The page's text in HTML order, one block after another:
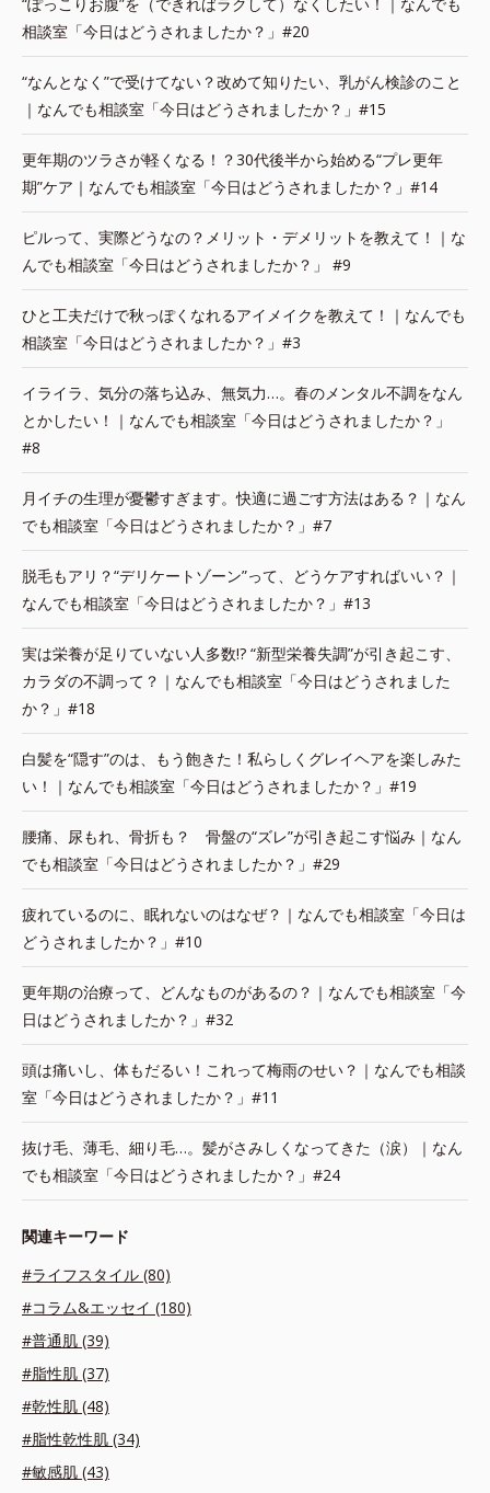
“ぽっこりお腹”を（できればラクして）なくしたい！｜なんでも
相談室「今日はどうされましたか？」#20
“なんとなく”で受けてない？改めて知りたい、乳がん検診のこと
｜なんでも相談室「今日はどうされましたか？」#15
更年期のツラさが軽くなる！？30代後半から始める“プレ更年
期”ケア｜なんでも相談室「今日はどうされましたか？」#14
ピルって、実際どうなの？メリット・デメリットを教えて！｜な
んでも相談室「今日はどうされましたか？」 #9
ひと工夫だけで秋っぽくなれるアイメイクを教えて！｜なんでも
相談室「今日はどうされましたか？」#3
イライラ、気分の落ち込み、無気力…。春のメンタル不調をなん
とかしたい！｜なんでも相談室「今日はどうされましたか？」
#8
月イチの生理が憂鬱すぎます。快適に過ごす方法はある？｜なん
でも相談室「今日はどうされましたか？」#7
脱毛もアリ？“デリケートゾーン”って、どうケアすればいい？｜
なんでも相談室「今日はどうされましたか？」#13
実は栄養が足りていない人多数!? “新型栄養失調”が引き起こす、
カラダの不調って？｜なんでも相談室「今日はどうされました
か？」#18
白髪を“隠す”のは、もう飽きた！私らしくグレイヘアを楽しみた
い！｜なんでも相談室「今日はどうされましたか？」#19
腰痛、尿もれ、骨折も？ 骨盤の“ズレ”が引き起こす悩み｜なん
でも相談室「今日はどうされましたか？」#29
疲れているのに、眠れないのはなぜ？｜なんでも相談室「今日は
どうされましたか？」#10
更年期の治療って、どんなものがあるの？｜なんでも相談室「今
日はどうされましたか？」#32
頭は痛いし、体もだるい！これって梅雨のせい？｜なんでも相談
室「今日はどうされましたか？」#11
抜け毛、薄毛、細り毛…。髪がさみしくなってきた（涙）｜なん
でも相談室「今日はどうされましたか？」#24
関連キーワード
#ライフスタイル (80)
#コラム&エッセイ (180)
#普通肌 (39)
#脂性肌 (37)
#乾性肌 (48)
#脂性乾性肌 (34)
#敏感肌 (43)